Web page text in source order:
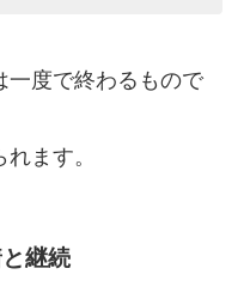
一度で終わるもので
ます。
継続